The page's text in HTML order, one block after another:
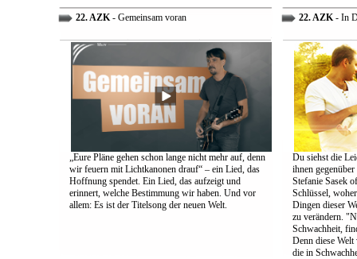
22. AZK- Gemeinsam voran
„Eure Pläne gehen schon lange nicht mehr auf, denn
wir feuern mit Lichtkanonen drauf“ – ein Lied, das
Hoffnung spendet. Ein Lied, das aufzeigt und
erinnert, welche Bestimmung wir haben. Und vor
allem: Es ist der Titelsong der neuen Welt.
22. AZK- In
Du siehst die
ihnen
Stefanie Sasek
Schlüssel,
Dingen dieser
zu verändern.
Schwachheit,
Denn diese Welt
die in